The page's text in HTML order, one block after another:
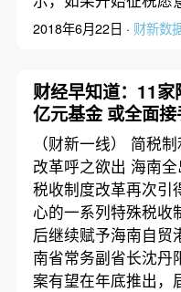
2018年6月22日 · 财新数
财经早知道：11
亿元基金 或全面
（财新一线） 简税
改革呼之欲出 海南
税收制度改革再次引
心的一系列特殊税收
后继续赋予海南自贸
南省常务副省长沈丹
案有望在年底推出